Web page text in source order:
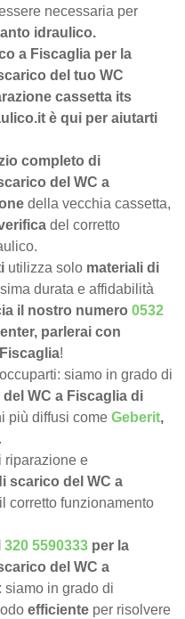
necessaria per
idraulico.
a Fiscaglia per la
del tuo WC
cassetta its
è qui per aiutarti
completo di
del WC a
della vecchia cassetta,
del corretto
utilizza solo materiali di
durata e affidabilità
il nostro numero0532
parlerai con
!
siamo in grado di
WC a Fiscaglia di
più diffusi comeGeberit,
.
riparazione e
scarico del WC a
corretto funzionamento
320 5590333 per la
del WC a
siamo in grado di
efficiente per risolvere